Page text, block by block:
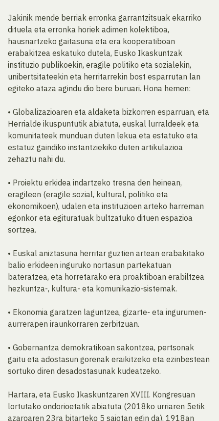
Jakinik mende berriak erronka garrantzitsuak ekarriko
dituela eta erronka horiek adimen kolektiboa,
hausnartzeko gaitasuna eta era kooperatiboan
erabakitzea eskatuko dutela, Eusko Ikaskuntzak
instituzio publikoekin, eragile politiko eta sozialekin,
unibertsitateekin eta herritarrekin bost esparrutan lan
egiteko ataza agindu dio bere buruari. Hona hemen:
• Globalizazioaren eta aldaketa bizkorren esparruan, eta
Herrialde ikuspuntutik abiatuta, euskal lurraldeek eta
komunitateek munduan duten lekua eta estatuko eta
estatuz gaindiko instantziekiko duten artikulazioa
zehaztu nahi du.
• Proiektu erkidea indartzeko tresna den heinean,
eragileen (eragile sozial, kultural, politiko eta
ekonomikoen), udalen eta instituzioen arteko harreman
egonkor eta egituratuak bultzatuko dituen espazioa
sortzea.
• Euskal aniztasuna herritar guztien artean erabakitako
balio erkideen inguruko nortasun partekatuan
bateratzea, eta horretarako era proaktiboan erabiltzea
hezkuntza-, kultura- eta komunikazio-sistemak.
• Ekonomia garatzen laguntzea, gizarte- eta ingurumen-
aurrerapen iraunkorraren zerbitzuan.
• Gobernantza demokratikoan sakontzea, pertsonak
gaitu eta adostasun gorenak eraikitzeko eta ezinbestean
sortuko diren desadostasunak kudeatzeko.
Hartara, eta Eusko Ikaskuntzaren XVIII. Kongresuan
lortutako ondorioetatik abiatuta (2018ko urriaren 5etik
azaroaren 23ra bitarteko 5 saiotan egin da), 1918an